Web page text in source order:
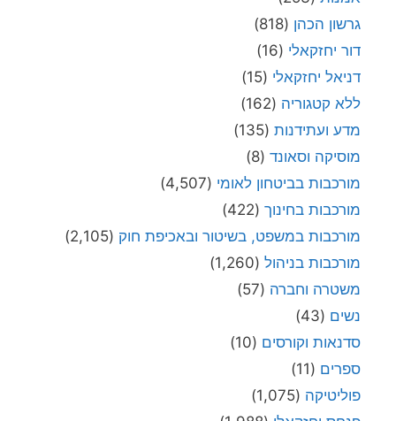
גרשון הכהן (818)
דור יחזקאלי (16)
דניאל יחזקאלי (15)
ללא קטגוריה (162)
מדע ועתידנות (135)
מוסיקה וסאונד (8)
מורכבות בביטחון לאומי (4,507)
מורכבות בחינוך (422)
מורכבות במשפט, בשיטור ובאכיפת חוק (2,105)
מורכבות בניהול (1,260)
משטרה וחברה (57)
נשים (43)
סדנאות וקורסים (10)
ספרים (11)
פוליטיקה (1,075)